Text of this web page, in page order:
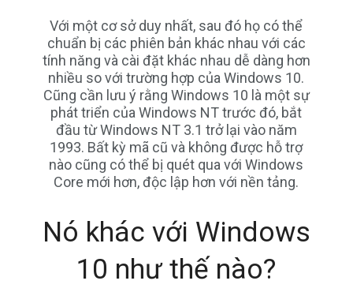
Với một cơ sở duy nhất, sau đó họ có thể
chuẩn bị các phiên bản khác nhau với các
tính năng và cài đặt khác nhau dễ dàng hơn
nhiều so với trường hợp của Windows 10.
Cũng cần lưu ý rằng Windows 10 là một sự
phát triển của Windows NT trước đó, bắt
đầu từ Windows NT 3.1 trở lại vào năm
1993. Bất kỳ mã cũ và không được hỗ trợ
nào cũng có thể bị quét qua với Windows
Core mới hơn, độc lập hơn với nền tảng.
Nó khác với Windows
10 như thế nào?